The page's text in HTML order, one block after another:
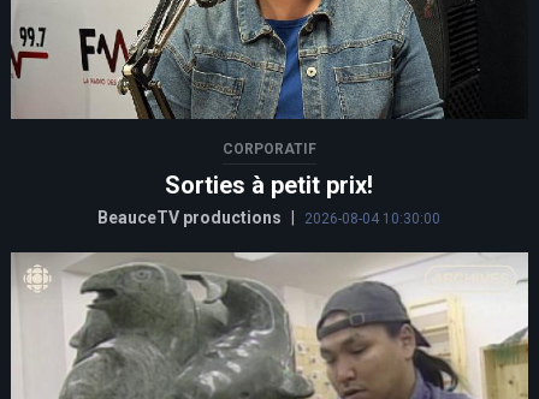
CORPORATIF
Sorties à petit prix!
BeauceTV productions | 2026-08-04 10:30:00